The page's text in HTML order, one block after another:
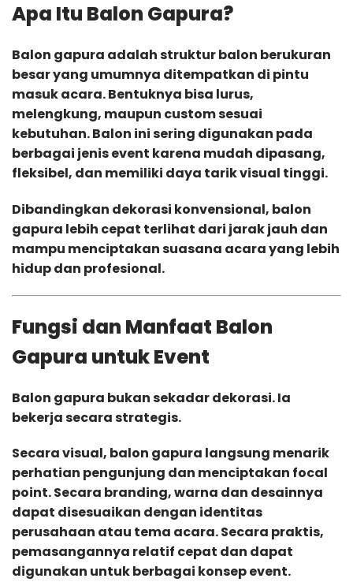
Apa Itu Balon Gapura?
Balon gapura adalah struktur balon berukuran
besar yang umumnya ditempatkan di pintu
masuk acara. Bentuknya bisa lurus,
melengkung, maupun custom sesuai
kebutuhan. Balon ini sering digunakan pada
berbagai jenis event karena mudah dipasang,
fleksibel, dan memiliki daya tarik visual tinggi.
Dibandingkan dekorasi konvensional, balon
gapura lebih cepat terlihat dari jarak jauh dan
mampu menciptakan suasana acara yang lebih
hidup dan profesional.
Fungsi dan Manfaat Balon
Gapura untuk Event
Balon gapura bukan sekadar dekorasi. Ia
bekerja secara strategis.
Secara visual, balon gapura langsung menarik
perhatian pengunjung dan menciptakan focal
point. Secara branding, warna dan desainnya
dapat disesuaikan dengan identitas
perusahaan atau tema acara. Secara praktis,
pemasangannya relatif cepat dan dapat
digunakan untuk berbagai konsep event.